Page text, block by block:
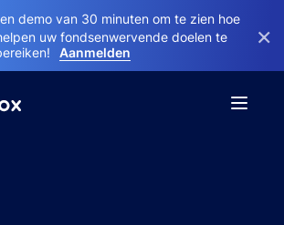
demo van 30 minuten om te zien hoe
uw fondsenwervende doelen te
Aanmelden
×